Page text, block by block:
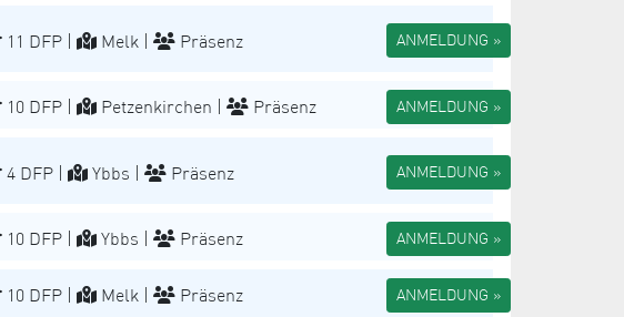
11 DFP | Melk | Präsenz ANMELDUNG »
10 DFP | Petzenkirchen | Präsenz ANMELDUNG »
4 DFP | Ybbs | Präsenz ANMELDUNG »
10 DFP | Ybbs | Präsenz ANMELDUNG »
10 DFP | Melk | Präsenz ANMELDUNG »